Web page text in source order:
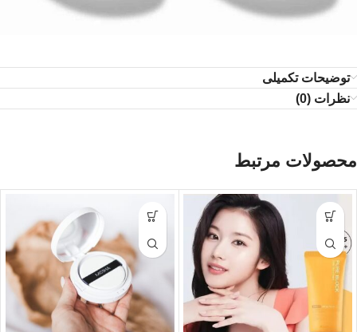
توضیحات تکمیلی
نظرات (0)
محصولات مرتبط